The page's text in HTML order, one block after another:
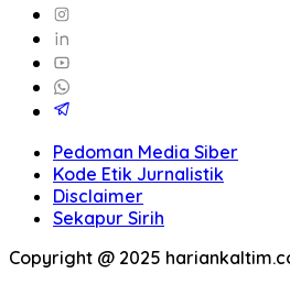
Pedoman Media Siber
Kode Etik Jurnalistik
Disclaimer
Sekapur Sirih
Copyright @ 2025